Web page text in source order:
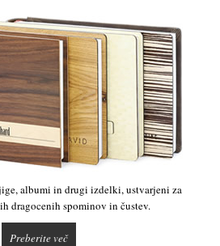
albumi in drugi izdelki, ustvarjeni za
dragocenih spominov in čustev.
Preberite več